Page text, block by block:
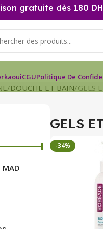
gratuite dès 180
CGUPolitique De
DOUCHE ET BAIN GELS
MAD
GELS
-34%